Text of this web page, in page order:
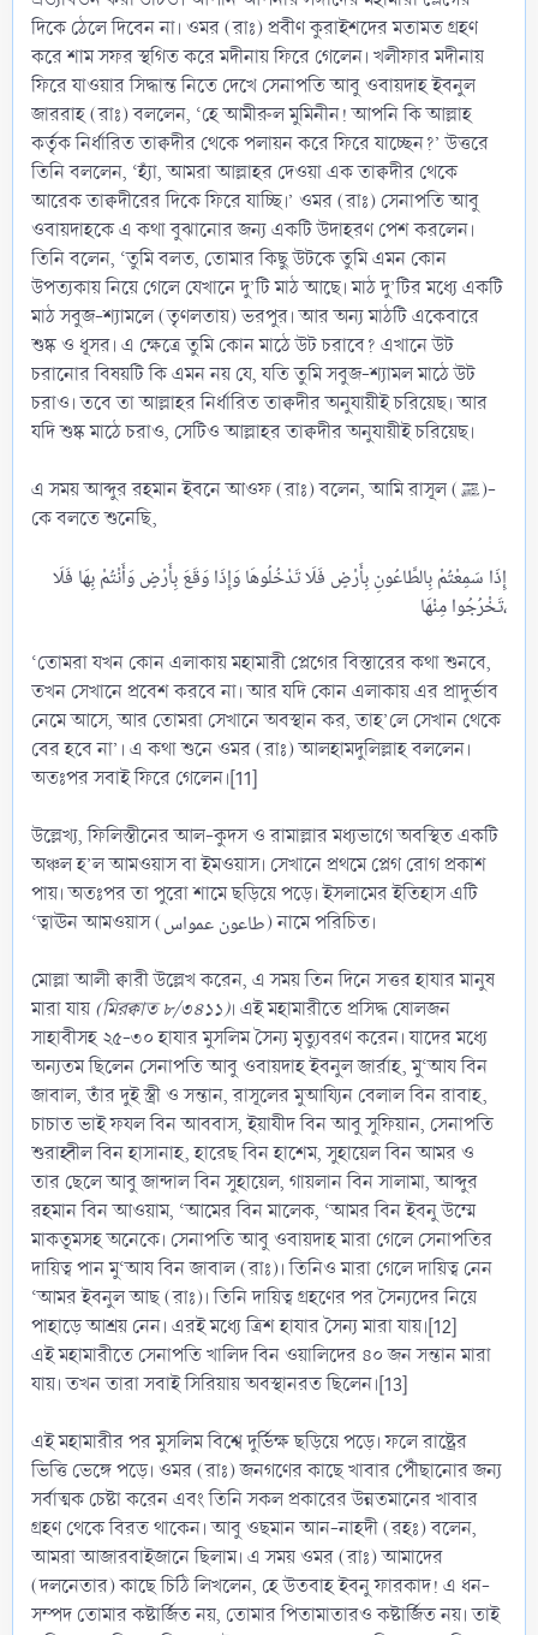
দিকে ঠেলে দিবেন না। ওমর (রাঃ) প্রবীণ কুরাইশদের মতামত গ্রহণ
করে শাম সফর স্থগিত করে মদীনায় ফিরে গেলেন। খলীফার মদীনায়
ফিরে যাওয়ার সিদ্ধান্ত নিতে দেখে সেনাপতি আবু ওবায়দাহ ইবনুল
জাররাহ (রাঃ) বললেন, ‘হে আমীরুল মুমিনীন! আপনি কি আল্লাহ
কর্তৃক নির্ধারিত তাক্বদীর থেকে পলায়ন করে ফিরে যাচ্ছেন?’ উত্তরে
তিনি বললেন, ‘হ্যাঁ, আমরা আল্লাহর দেওয়া এক তাক্বদীর থেকে
আরেক তাক্বদীরের দিকে ফিরে যাচ্ছি।’ ওমর (রাঃ) সেনাপতি আবু
ওবায়দাহকে এ কথা বুঝানোর জন্য একটি উদাহরণ পেশ করলেন।
তিনি বলেন, ‘তুমি বলত, তোমার কিছু উটকে তুমি এমন কোন
উপত্যকায় নিয়ে গেলে যেখানে দু’টি মাঠ আছে। মাঠ দু’টির মধ্যে একটি
মাঠ সবুজ-শ্যামলে (তৃণলতায়) ভরপুর। আর অন্য মাঠটি একেবারে
শুষ্ক ও ধূসর। এ ক্ষেত্রে তুমি কোন মাঠে উট চরাবে? এখানে উট
চরানোর বিষয়টি কি এমন নয় যে, যতি তুমি সবুজ-শ্যামল মাঠে উট
চরাও। তবে তা আল্লাহর নির্ধারিত তাক্বদীর অনুযায়ীই চরিয়েছ। আর
যদি শুষ্ক মাঠে চরাও, সেটিও আল্লাহর তাক্বদীর অনুযায়ীই চরিয়েছ।
এ সময় আব্দুর রহমান ইবনে আওফ (রাঃ) বলেন, আমি রাসূল (ﷺ)-
কে বলতে শুনেছি,
إِذَا سَمِعْتُمْ بِالطَّاعُونِ بِأَرْضٍ فَلَا تَدْخُلُوهَا وَإِذَا وَقَعَ بِأَرْضٍ وَأَنْتُمْ بِهَا فَلَا
تَخْرُجُوا مِنْهَا،​
‘তোমরা যখন কোন এলাকায় মহামারী প্লেগের বিস্তারের কথা শুনবে,
তখন সেখানে প্রবেশ করবে না। আর যদি কোন এলাকায় এর প্রাদুর্ভাব
নেমে আসে, আর তোমরা সেখানে অবস্থান কর, তাহ’লে সেখান থেকে
বের হবে না’। এ কথা শুনে ওমর (রাঃ) আলহামদুলিল্লাহ বললেন।
অতঃপর সবাই ফিরে গেলেন।[11]
উল্লেখ্য, ফিলিস্তীনের আল-কুদস ও রামাল্লার মধ্যভাগে অবস্থিত একটি
অঞ্চল হ’ল আমওয়াস বা ইমওয়াস। সেখানে প্রথমে প্লেগ রোগ প্রকাশ
পায়। অতঃপর তা পুরো শামে ছড়িয়ে পড়ে। ইসলামের ইতিহাস এটি
‘ত্বাঊন আমওয়াস (طاعون عمواس) নামে পরিচিত।
মোল্লা আলী ক্বারী উল্লেখ করেন, এ সময় তিন দিনে সত্তর হাযার মানুষ
মারা যায় (মিরক্বাত ৮/৩৪১১)। এই মহামারীতে প্রসিদ্ধ ষোলজন
সাহাবীসহ ২৫-৩০ হাযার মুসলিম সৈন্য মৃত্যুবরণ করেন। যাদের মধ্যে
অন্যতম ছিলেন সেনাপতি আবু ওবায়দাহ ইবনুল জার্রাহ, মু‘আয বিন
জাবাল, তাঁর দুই স্ত্রী ও সন্তান, রাসূলের মুআয্যিন বেলাল বিন রাবাহ,
চাচাত ভাই ফযল বিন আববাস, ইয়াযীদ বিন আবু সুফিয়ান, সেনাপতি
শুরাহ্বীল বিন হাসানাহ, হারেছ বিন হাশেম, সুহায়েল বিন আমর ও
তার ছেলে আবু জান্দাল বিন সুহায়েল, গায়লান বিন সালামা, আব্দুর
রহমান বিন আওয়াম, ‘আমের বিন মালেক, ‘আমর বিন ইবনু উম্মে
মাকতূমসহ অনেকে। সেনাপতি আবু ওবায়দাহ মারা গেলে সেনাপতির
দায়িত্ব পান মু‘আয বিন জাবাল (রাঃ)। তিনিও মারা গেলে দায়িত্ব নেন
‘আমর ইবনুল আছ (রাঃ)। তিনি দায়িত্ব গ্রহণের পর সৈন্যদের নিয়ে
পাহাড়ে আশ্রয় নেন। এরই মধ্যে ত্রিশ হাযার সৈন্য মারা যায়।[12]
এই মহামারীতে সেনাপতি খালিদ বিন ওয়ালিদের ৪০ জন সন্তান মারা
যায়। তখন তারা সবাই সিরিয়ায় অবস্থানরত ছিলেন।[13]
এই মহামারীর পর মুসলিম বিশ্বে দুর্ভিক্ষ ছড়িয়ে পড়ে। ফলে রাষ্ট্রের
ভিত্তি ভেঙ্গে পড়ে। ওমর (রাঃ) জনগণের কাছে খাবার পৌঁছানোর জন্য
সর্বাত্মক চেষ্টা করেন এবং তিনি সকল প্রকারের উন্নতমানের খাবার
গ্রহণ থেকে বিরত থাকেন। আবু ওছমান আন-নাহদী (রহঃ) বলেন,
আমরা আজারবাইজানে ছিলাম। এ সময় ওমর (রাঃ) আমাদের
(দলনেতার) কাছে চিঠি লিখলেন, হে উতবাহ ইবনু ফারকাদ! এ ধন-
সম্পদ তোমার কষ্টার্জিত নয়, তোমার পিতামাতারও কষ্টার্জিত নয়। তাই